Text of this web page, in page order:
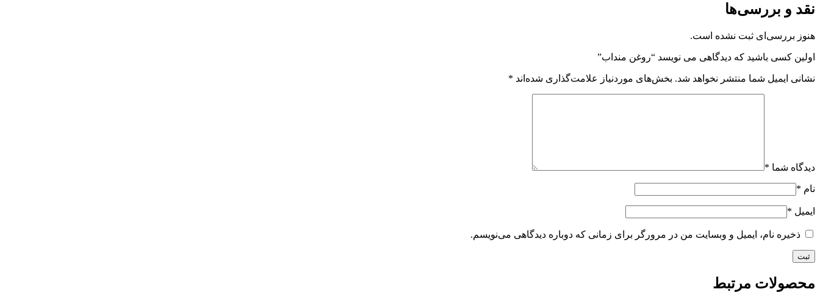
نقد و بررسی‌ها
هنوز بررسی‌ای ثبت نشده است.
اولین کسی باشید که دیدگاهی می نویسد “روغن منداب”
نشانی ایمیل شما منتشر نخواهد شد. بخش‌های موردنیاز علامت‌گذاری شده‌اند *
دیدگاه شما *
نام *
ایمیل *
ذخیره نام، ایمیل و وبسایت من در مرورگر برای زمانی که دوباره دیدگاهی می‌نویسم.
محصولات مرتبط